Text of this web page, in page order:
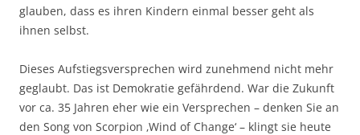
glauben, dass es ihren Kindern einmal besser geht als
ihnen selbst.
Dieses Aufstiegsversprechen wird zunehmend nicht mehr
geglaubt. Das ist Demokratie gefährdend. War die Zukunft
vor ca. 35 Jahren eher wie ein Versprechen – denken Sie an
den Song von Scorpion ‚Wind of Change‘ – klingt sie heute